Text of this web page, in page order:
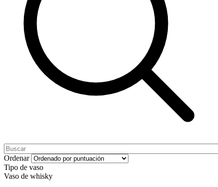
Ordenar
Tipo de vaso
Vaso de whisky